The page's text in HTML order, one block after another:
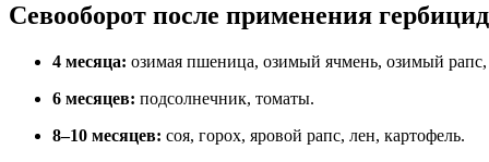
Севооборот после применения
4 месяца: озимая пшеница, озимый ячмень, озимый рапс,
6 месяцев: подсолнечник, томаты.
8–10 месяцев: соя, горох, яровой рапс, лен, картофель.